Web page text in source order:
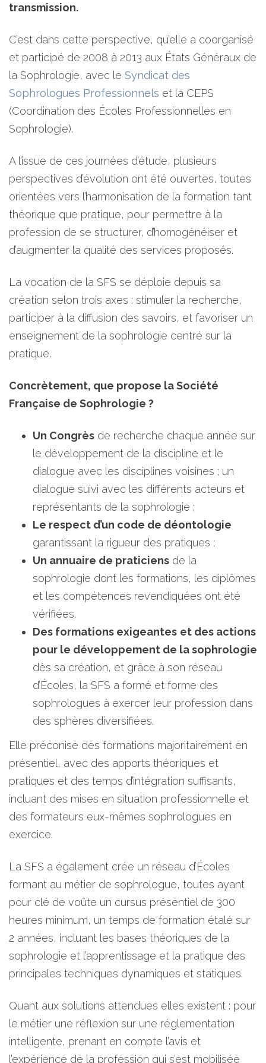
transmission.
C’est dans cette perspective, qu’elle a coorganisé
et participé de 2008 à 2013 aux États Généraux de
la Sophrologie, avec le Syndicat des
Sophrologues Professionnels et la CEPS
(Coordination des Écoles Professionnelles en
Sophrologie).
A l’issue de ces journées d’étude, plusieurs
perspectives d’évolution ont été ouvertes, toutes
orientées vers l’harmonisation de la formation tant
théorique que pratique, pour permettre à la
profession de se structurer, d’homogénéiser et
d’augmenter la qualité des services proposés.
La vocation de la SFS se déploie depuis sa
création selon trois axes : stimuler la recherche,
participer à la diffusion des savoirs, et favoriser un
enseignement de la sophrologie centré sur la
pratique.
Concrètement, que propose la Société
Française de Sophrologie ?
Un Congrès de recherche chaque année sur
le développement de la discipline et le
dialogue avec les disciplines voisines ; un
dialogue suivi avec les différents acteurs et
représentants de la sophrologie ;
Le respect d’un code de déontologie
garantissant la rigueur des pratiques ;
Un annuaire de praticiens de la
sophrologie dont les formations, les diplômes
et les compétences revendiquées ont été
vérifiées.
Des formations exigeantes et des actions
pour le développement de la sophrologie
dès sa création, et grâce à son réseau
d’Écoles, la SFS a formé et forme des
sophrologues à exercer leur profession dans
des sphères diversifiées.
Elle préconise des formations majoritairement en
présentiel, avec des apports théoriques et
pratiques et des temps d’intégration suffisants,
incluant des mises en situation professionnelle et
des formateurs eux-mêmes sophrologues en
exercice.
La SFS a également crée un réseau d’Écoles
formant au métier de sophrologue, toutes ayant
pour clé de voûte un cursus présentiel de 300
heures minimum, un temps de formation étalé sur
2 années, incluant les bases théoriques de la
sophrologie et l’apprentissage et la pratique des
principales techniques dynamiques et statiques.
Quant aux solutions attendues elles existent : pour
le métier une réflexion sur une réglementation
intelligente, prenant en compte l’avis et
l’expérience de la profession qui s’est mobilisée